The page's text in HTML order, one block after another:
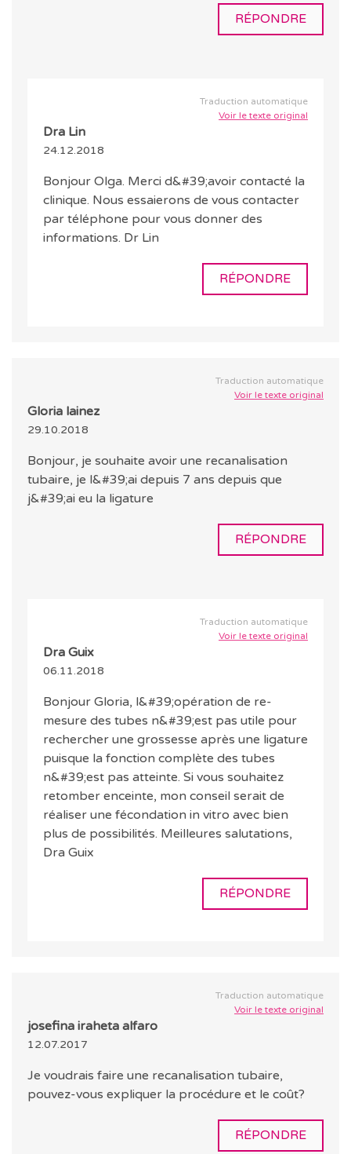
RÉPONDRE
Traduction automatique
Voir le texte original
Dra Lin
24.12.2018
Bonjour Olga. Merci d&#39;avoir contacté la
clinique. Nous essaierons de vous contacter
par téléphone pour vous donner des
informations. Dr Lin
RÉPONDRE
Traduction automatique
Voir le texte original
Gloria lainez
29.10.2018
Bonjour, je souhaite avoir une recanalisation
tubaire, je l&#39;ai depuis 7 ans depuis que
j&#39;ai eu la ligature
RÉPONDRE
Traduction automatique
Voir le texte original
Dra Guix
06.11.2018
Bonjour Gloria, l&#39;opération de re-
mesure des tubes n&#39;est pas utile pour
rechercher une grossesse après une ligature
puisque la fonction complète des tubes
n&#39;est pas atteinte. Si vous souhaitez
retomber enceinte, mon conseil serait de
réaliser une fécondation in vitro avec bien
plus de possibilités. Meilleures salutations,
Dra Guix
RÉPONDRE
Traduction automatique
Voir le texte original
josefina iraheta alfaro
12.07.2017
Je voudrais faire une recanalisation tubaire,
pouvez-vous expliquer la procédure et le coût?
RÉPONDRE